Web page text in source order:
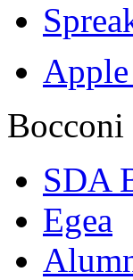
Bocconi
SDA
Egea